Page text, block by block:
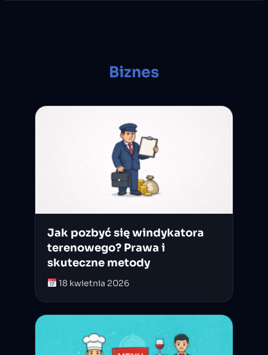
Biznes
Jak pozbyć się windykatora
terenowego? Prawa i
skuteczne metody
18 kwietnia 2026